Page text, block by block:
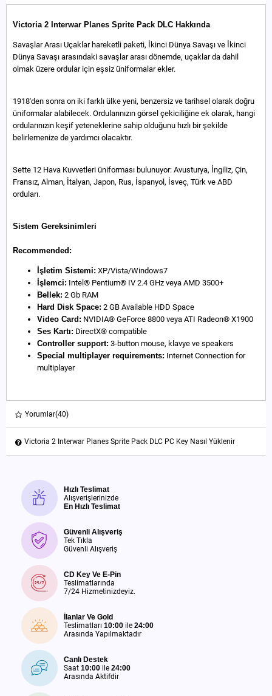
Victoria 2 Interwar Planes Sprite Pack DLC Hakkında
Savaşlar Arası Uçaklar hareketli paketi, İkinci Dünya Savaşı ve İkinci
Dünya Savaşı arasındaki savaşlar arası dönemde, uçaklar da dahil
olmak üzere ordular için eşsiz üniformalar ekler.
1918'den sonra on iki farklı ülke yeni, benzersiz ve tarihsel olarak doğru
üniformalar alabilecek. Ordularınızın görsel çekiciliğine ek olarak, hangi
ordularınızın keşif yeteneklerine sahip olduğunu hızlı bir şekilde
belirlemenize de yardımcı olacaktır.
Sette 12 Hava Kuvvetleri üniforması bulunuyor: Avusturya, İngiliz, Çin,
Fransız, Alman, İtalyan, Japon, Rus, İspanyol, İsveç, Türk ve ABD
orduları.
Sistem Gereksinimleri
Recommended:
İşletim Sistemi: XP/Vista/Windows7
İşlemci: Intel® Pentium® IV 2.4 GHz veya AMD 3500+
Bellek: 2 Gb RAM
Hard Disk Space: 2 GB Available HDD Space
Video Card: NVIDIA® GeForce 8800 veya ATI Radeon® X1900
Ses Kartı: DirectX® compatible
Controller support: 3-button mouse, klavye ve speakers
Special multiplayer requirements: Internet Connection for
multiplayer
Yorumlar(40)
Victoria 2 Interwar Planes Sprite Pack DLC PC Key Nasıl Yüklenir
Hızlı Teslimat
Alışverişlerinizde
En Hızlı Teslimat
Güvenli Alışveriş
Tek Tıkla
Güvenli Alışveriş
CD Key Ve E-Pin
Teslimatlarında
7/24 Hizmetinizdeyiz.
İlanlar Ve Gold
Teslimatları 10:00 ile 24:00
Arasında Yapılmaktadır
Canlı Destek
Saat 10:00 ile 24:00
Arasında Aktifdir